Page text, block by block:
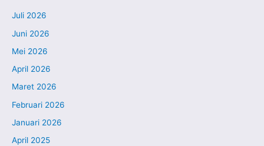
Juli 2026
Juni 2026
Mei 2026
April 2026
Maret 2026
Februari 2026
Januari 2026
April 2025